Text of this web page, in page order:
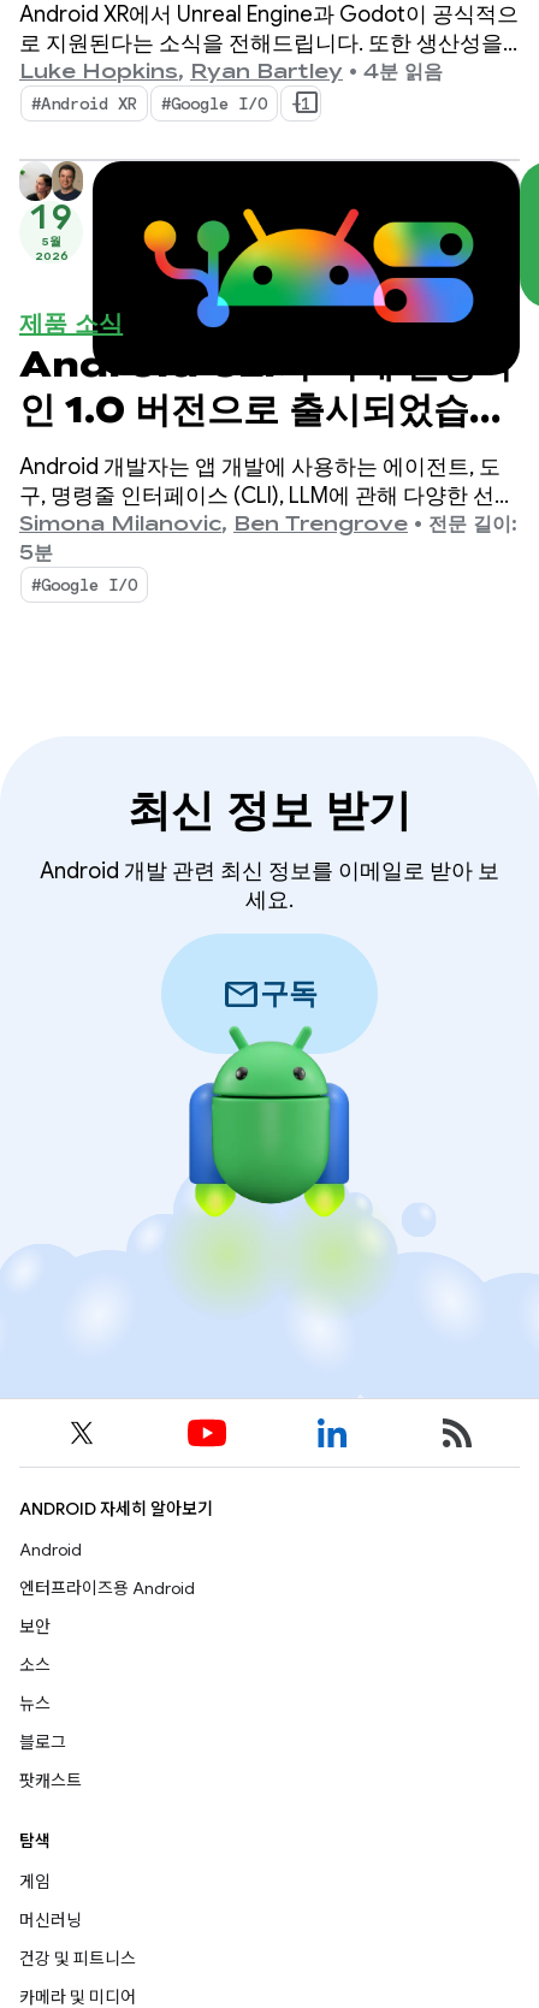
Android XR에서 Unreal Engine과 Godot이 공식적으
로 지원된다는 소식을 전해드립니다. 또한 생산성을
높이고 새로운 XR 기능을 지원하도록 설계된 새로운
도구인 Android XR 엔진 허브와 Android XR 상호작
용 프레임워크도 출시합니다.
Luke Hopkins, Ryan Bartley • 4분 읽음
#Android XR #Google I/O +1
19
5월
2026
제품 소식
Android CLI가 이제 안정적
인 1.0 버전으로 출시되었습니
다. 원하는 에이전트를 사용하
여 Android 개발 속도 높이
기
Android 개발자는 앱 개발에 사용하는 에이전트, 도
구, 명령줄 인터페이스 (CLI), LLM에 관해 다양한 선택
지를 가지고 있습니다.
Simona Milanovic, Ben Trengrove • 전문 길이:
5분
#Google I/O
최신 정보 받기
Android 개발 관련 최신 정보를 이메일로 받아 보
세요.
mail구독
ANDROID 자세히 알아보기
Android
엔터프라이즈용 Android
보안
소스
뉴스
블로그
팟캐스트
탐색
게임
머신러닝
건강 및 피트니스
카메라 및 미디어